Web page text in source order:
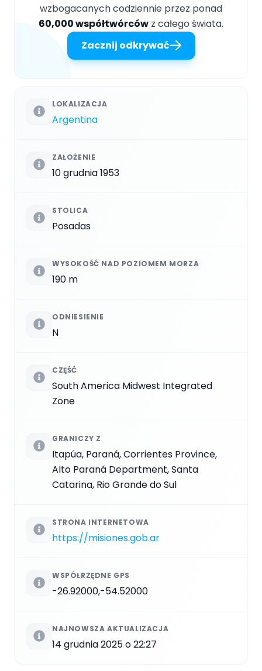
wzbogacanych codziennie przez ponad
60,000 współtwórców z całego świata.
Zacznij odkrywać
LOKALIZACJA
Argentina
ZAŁOŻENIE
10 grudnia 1953
STOLICA
Posadas
WYSOKOŚĆ NAD POZIOMEM MORZA
190 m
ODNIESIENIE
N
CZĘŚĆ
South America Midwest Integrated
Zone
GRANICZY Z
Itapúa, Paraná, Corrientes Province,
Alto Paraná Department, Santa
Catarina, Rio Grande do Sul
STRONA INTERNETOWA
https://misiones.gob.ar
WSPÓŁRZĘDNE GPS
-26.92000,-54.52000
NAJNOWSZA AKTUALIZACJA
14 grudnia 2025 o 22:27